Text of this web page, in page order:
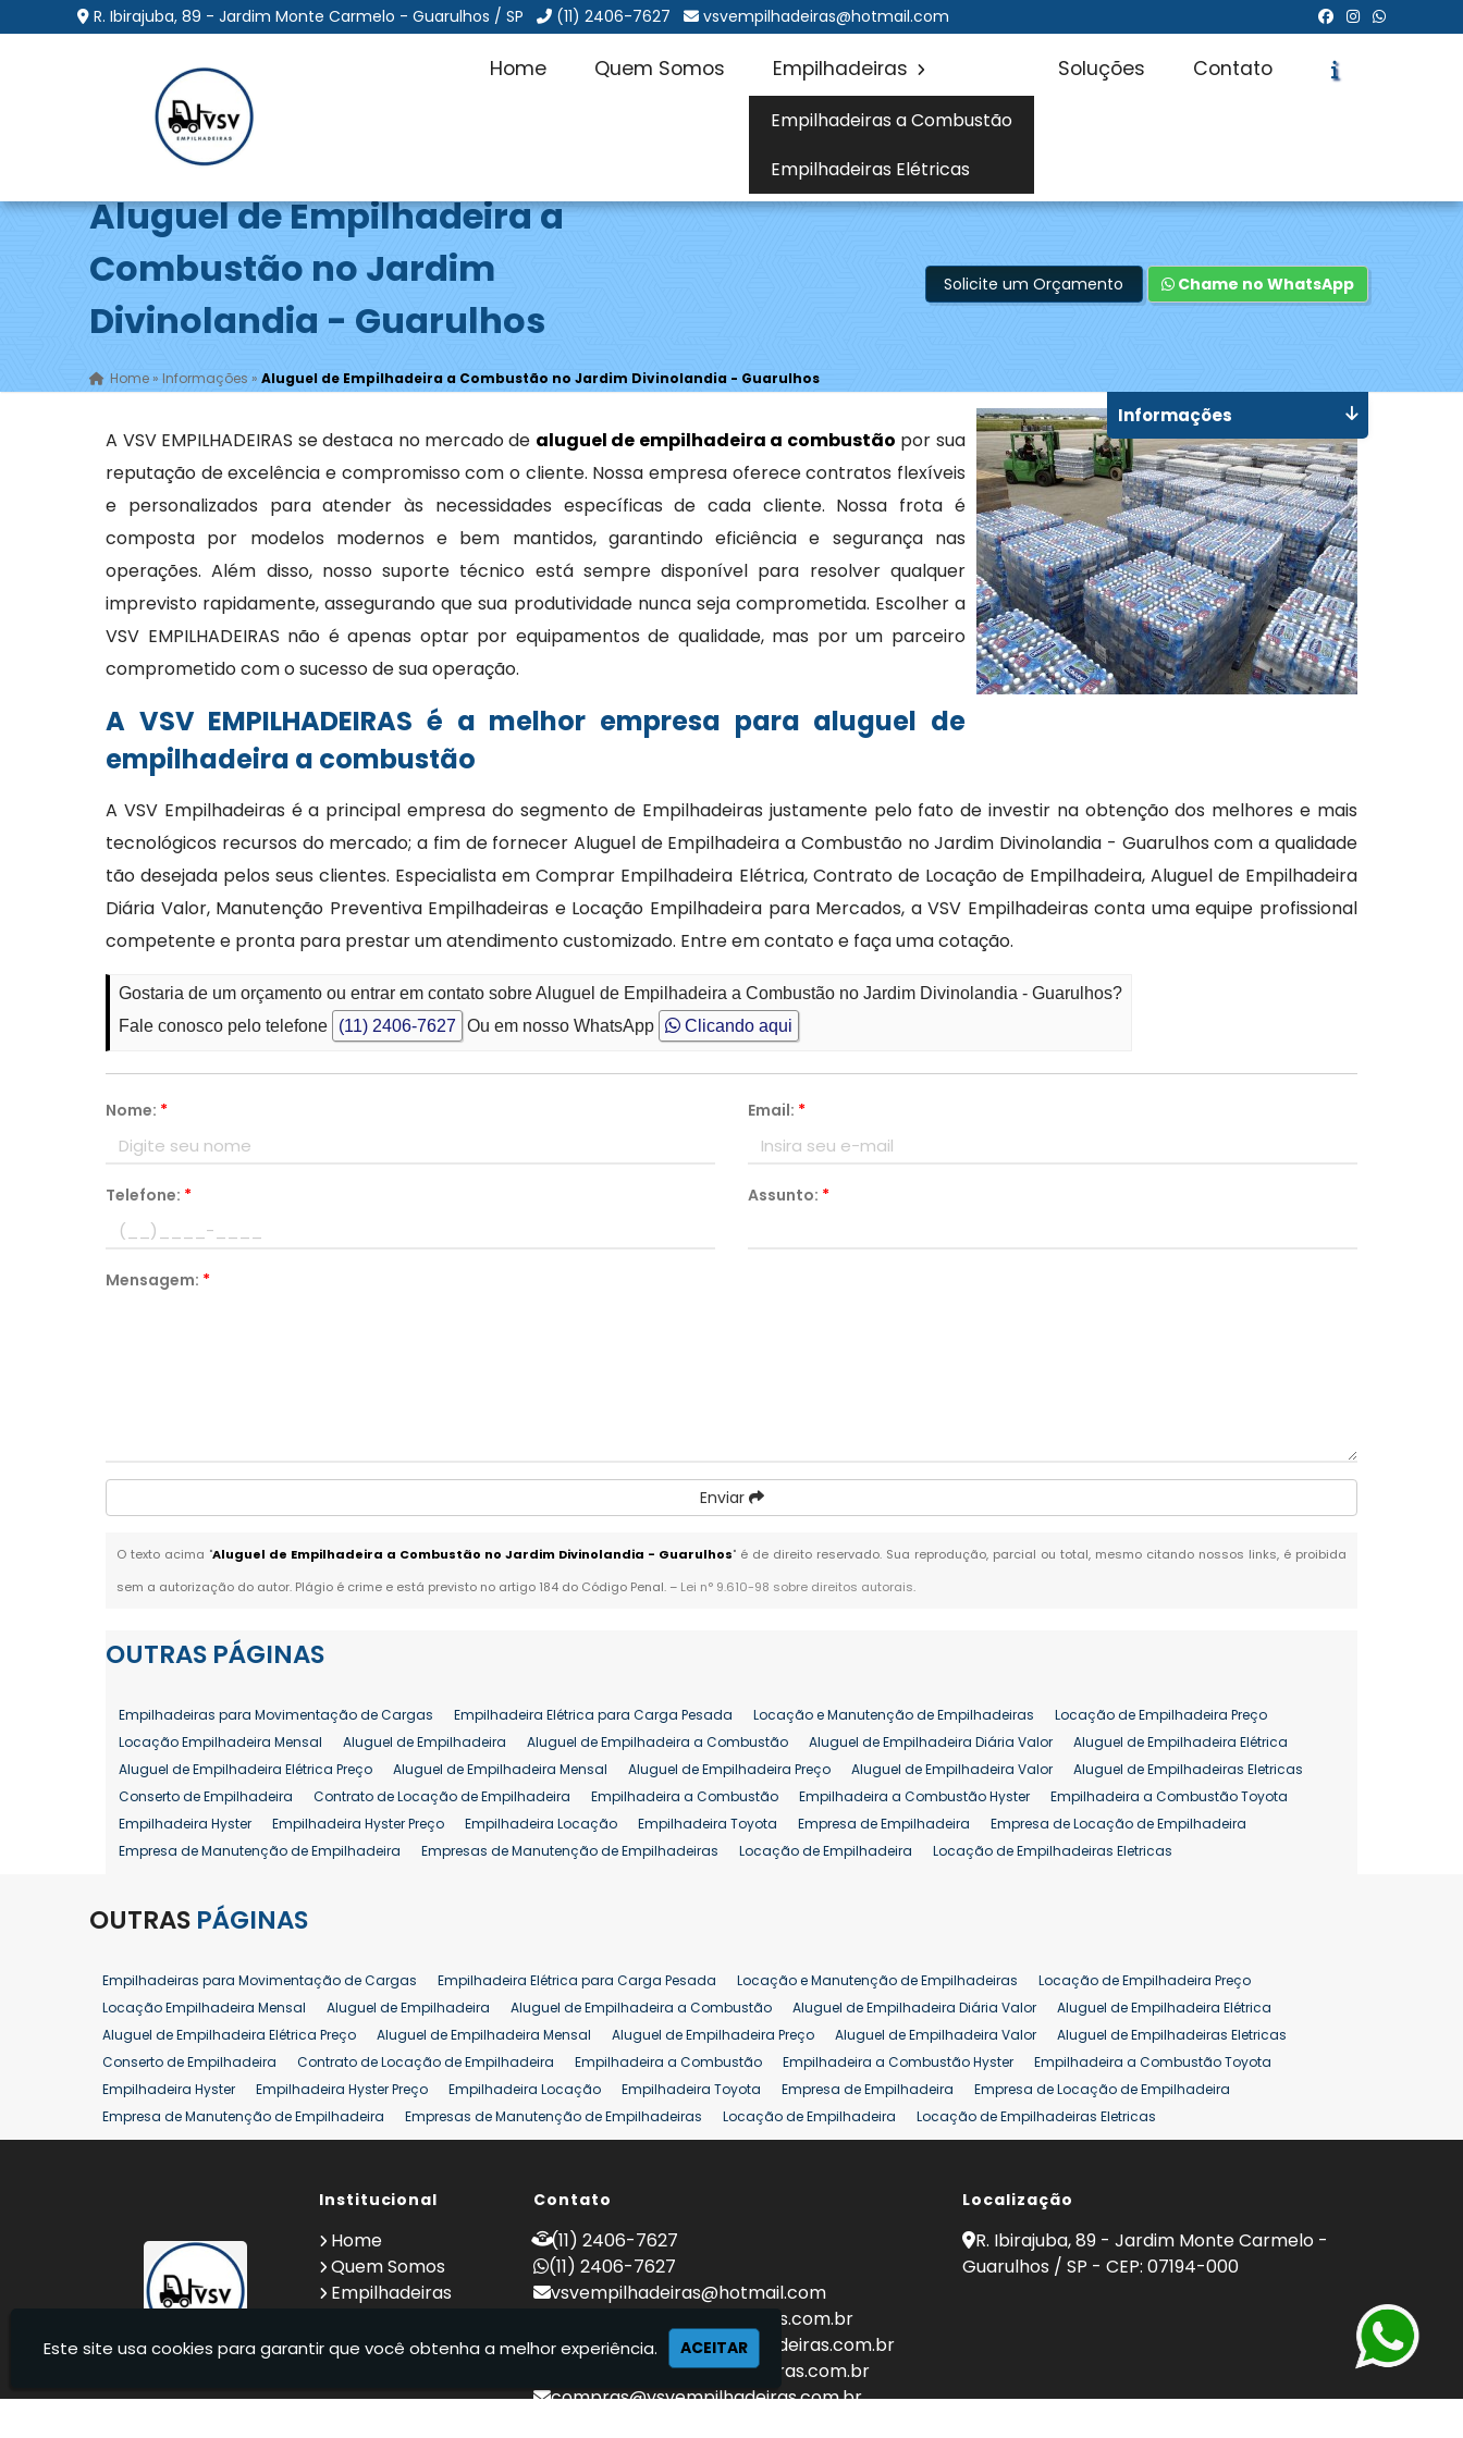
R. Ibirajuba, 89 - Jardim Monte Carmelo - Guarulhos / SP (11) 2406-7627 vsvempilhadeiras@hotmail.com
Home Quem Somos Empilhadeiras
Empilhadeiras a Combustão
Empilhadeiras Elétricas
Soluções Contato
Aluguel de Empilhadeira a
Combustão no Jardim
Divinolandia - Guarulhos
Home »Informações »Aluguel de Empilhadeira a Combustão no Jardim Divinolandia - Guarulhos
Solicite um Orçamento Chame no WhatsApp
A VSV EMPILHADEIRAS se destaca no mercado de aluguel de empilhadeira a combustão por sua
reputação de excelência e compromisso com o cliente. Nossa empresa oferece contratos flexíveis
e personalizados para atender às necessidades específicas de cada cliente. Nossa frota é
composta por modelos modernos e bem mantidos, garantindo eficiência e segurança nas
operações. Além disso, nosso suporte técnico está sempre disponível para resolver qualquer
imprevisto rapidamente, assegurando que sua produtividade nunca seja comprometida. Escolher a
VSV EMPILHADEIRAS não é apenas optar por equipamentos de qualidade, mas por um parceiro
comprometido com o sucesso de sua operação.
A VSV EMPILHADEIRAS é a melhor empresa para aluguel de
empilhadeira a combustão
A VSV Empilhadeiras é a principal empresa do segmento de Empilhadeiras justamente pelo fato de investir na obtenção dos melhores e mais
tecnológicos recursos do mercado; a fim de fornecer Aluguel de Empilhadeira a Combustão no Jardim Divinolandia - Guarulhos com a qualidade
tão desejada pelos seus clientes. Especialista em Comprar Empilhadeira Elétrica, Contrato de Locação de Empilhadeira, Aluguel de Empilhadeira
Diária Valor, Manutenção Preventiva Empilhadeiras e Locação Empilhadeira para Mercados, a VSV Empilhadeiras conta uma equipe profissional
competente e pronta para prestar um atendimento customizado. Entre em contato e faça uma cotação.
Gostaria de um orçamento ou entrar em contato sobre Aluguel de Empilhadeira a Combustão no Jardim Divinolandia - Guarulhos?
Fale conosco pelo telefone
(11) 2406-7627 Ou em nosso WhatsApp Clicando aqui
Nome: * Email: *
Telefone: * Assunto: *
Mensagem: *
Enviar
O texto acima "Aluguel de Empilhadeira a Combustão no Jardim Divinolandia - Guarulhos" é de direito reservado. Sua reprodução, parcial ou total, mesmo citando nossos links, é proibida
sem a autorização do autor. Plágio é crime e está previsto no artigo 184 do Código Penal. – Lei n° 9.610-98 sobre direitos autorais.
Informações
OUTRAS PÁGINAS
Empilhadeiras para Movimentação de Cargas Empilhadeira Elétrica para Carga Pesada Locação e Manutenção de Empilhadeiras
Locação de Empilhadeira Preço
Locação Empilhadeira Mensal
Aluguel de Empilhadeira Aluguel de Empilhadeira a Combustão Aluguel de Empilhadeira Diária Valor
Aluguel de Empilhadeira Elétrica
Aluguel de Empilhadeira Elétrica Preço
Aluguel de Empilhadeira Mensal Aluguel de Empilhadeira Preço Aluguel de Empilhadeira Valor
Aluguel de Empilhadeiras Eletricas
Conserto de Empilhadeira
Contrato de Locação de Empilhadeira Empilhadeira a Combustão Empilhadeira a Combustão Hyster
Empilhadeira a Combustão Toyota
Empilhadeira Hyster
Empilhadeira Hyster Preço Empilhadeira Locação Empilhadeira Toyota Empresa de Empilhadeira
Empresa de Locação de Empilhadeira
Empresa de Manutenção de Empilhadeira
Empresas de Manutenção de Empilhadeiras Locação de Empilhadeira
Locação de Empilhadeiras Eletricas
Manutenção em Empilhadeiras
Reforma de Empilhadeira
Aluguel de Empilhadeira 25 ton
Locação de Empilhadeira 25 ton Comprar Empilhadeira 25 ton Empilhadeira a Combustão 25 ton
Preço de Empilhadeira 25 ton
Venda Empilhadeiras 25 ton
OUTRAS PÁGINAS
Empilhadeiras para Movimentação de Cargas Empilhadeira Elétrica para Carga Pesada Locação e Manutenção de Empilhadeiras
Locação de Empilhadeira Preço
Locação Empilhadeira Mensal
Aluguel de Empilhadeira Aluguel de Empilhadeira a Combustão Aluguel de Empilhadeira Diária Valor
Aluguel de Empilhadeira Elétrica
Aluguel de Empilhadeira Elétrica Preço
Aluguel de Empilhadeira Mensal Aluguel de Empilhadeira Preço Aluguel de Empilhadeira Valor
Aluguel de Empilhadeiras Eletricas
Conserto de Empilhadeira
Contrato de Locação de Empilhadeira Empilhadeira a Combustão Empilhadeira a Combustão Hyster
Empilhadeira a Combustão Toyota
Empilhadeira Hyster
Empilhadeira Hyster Preço Empilhadeira Locação Empilhadeira Toyota Empresa de Empilhadeira
Empresa de Locação de Empilhadeira
Empresa de Manutenção de Empilhadeira
Empresas de Manutenção de Empilhadeiras Locação de Empilhadeira
Locação de Empilhadeiras Eletricas
Locação Empilhadeira Hyster
Locação Empilhadeira para Hipermercados Locação Empilhadeira para Mercados
Manutenção de Empilhadeiras
Comprar Empilhadeira Comprar Empilhadeira Elétrica Comprar Empilhadeira Hyster
Locação de Empilhadeira 25 ton
Comprar Empilhadeira 25 ton Empilhadeira a Combustão 25 ton Preço de Empilhadeira 25 ton Venda Empilhadeiras 25 ton
Institucional
Home
Quem Somos
Empilhadeiras
Informações
Contato
(11) 2406-7627
(11) 2406-7627
vsvempilhadeiras@hotmail.com
locacao@vsvempilhadeiras.com.br
manutencao@vsvempilhadeiras.com.br
financeiro@vsvempilhadeiras.com.br
compras@vsvempilhadeiras.com.br
Localização
R. Ibirajuba, 89 - Jardim Monte Carmelo -
Guarulhos / SP - CEP: 07194-000
Este site usa cookies para garantir que você obtenha a melhor experiência. ACEITAR